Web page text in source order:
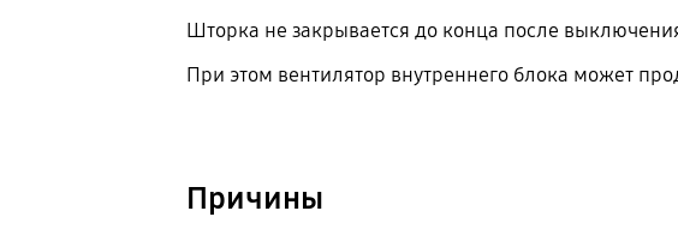
Шторка не закрывается до конца после
При этом вентилятор внутреннего блока может
Причины